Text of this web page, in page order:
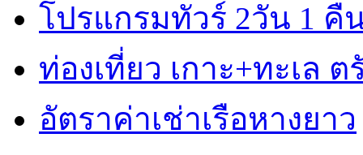
โปรแกรมทัวร์ 2วัน 1 คื
ท่องเที่ยว เกาะ+ทะเล ต
อัตราค่าเช่าเรือหางยาว